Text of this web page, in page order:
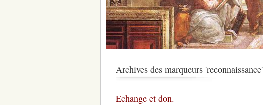
Archives des marqueurs 'reconnaissance'
Echange et don.